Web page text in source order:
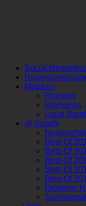
Social
Magazin
Reviews
Interviews
Local
@ Spotify
Best-Of
Best-Of
Best-Of
Best-Of
Best-Of
Demonic